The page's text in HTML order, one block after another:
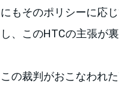
にもそのポリシーに応
し、このHTCの主張が
この裁判がおこなわれ